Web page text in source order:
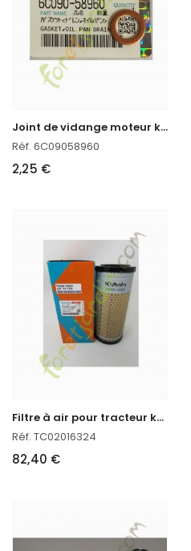
J
oint de vidange moteur kubota
Réf. 6C09058960
2,25 €
F
iltre à air pour tracteur kubota
Réf. TC02016324
82,40 €